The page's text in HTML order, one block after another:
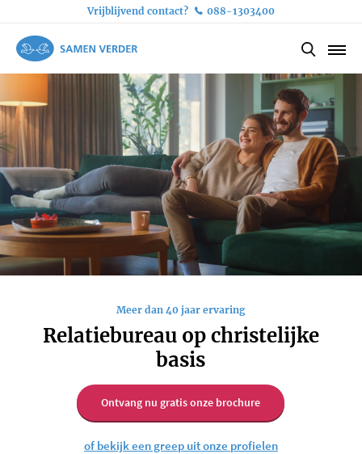
Vrijblijvend contact? 088-1303400
Meer dan 40 jaar ervaring
Relatiebureau op christelijke
basis
Ontvang nu gratis onze brochure
of bekijk een greep uit onze profielen